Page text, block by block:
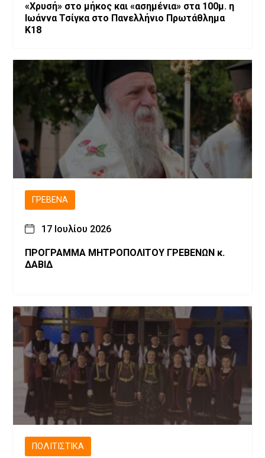
«Χρυσή» στο μήκος και «ασημένια» στα 100μ. η
Ιωάννα Τσίγκα στο Πανελλήνιο Πρωτάθλημα
Κ18
ΓΡΕΒΕΝΆ
17 Ιουλίου 2026
ΠΡΟΓΡΑΜΜΑ ΜΗΤΡΟΠΟΛΙΤΟΥ ΓΡΕΒΕΝΩΝ κ.
ΔΑΒΙΔ
ΠΟΛΙΤΙΣΤΙΚΆ